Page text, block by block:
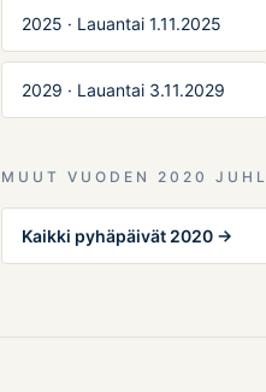
2025 · Lauantai 1.11.2025
2029 · Lauantai 3.11.2029
MUUT VUODEN 2020
Kaikki pyhäpäivät 2020 →